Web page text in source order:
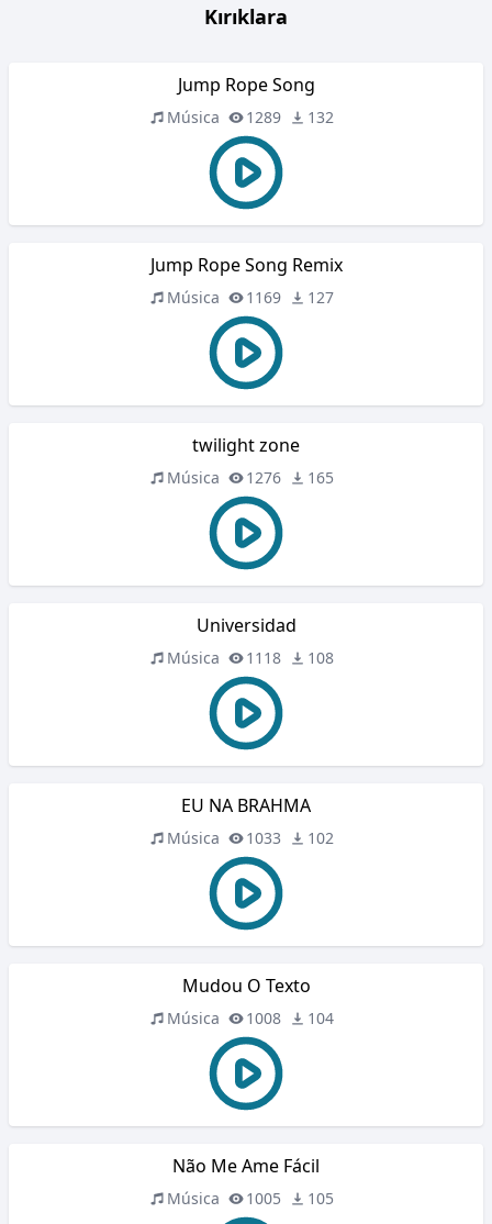
Kırıklara
Jump Rope Song
Música 1289 132
Jump Rope Song Remix
Música 1169 127
twilight zone
Música 1276 165
Universidad
Música 1118 108
EU NA BRAHMA
Música 1033 102
Mudou O Texto
Música 1008 104
Não Me Ame Fácil
Música 1005 105